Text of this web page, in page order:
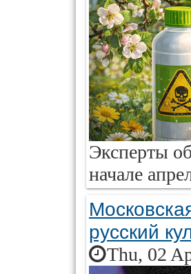
Эксперты
начале
русский
Thu, 02